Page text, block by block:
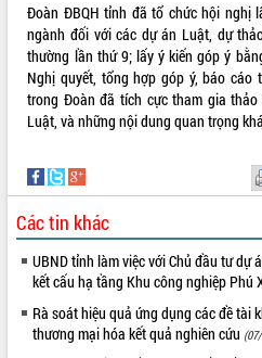
truyền số liệu chuyên dùng phục vụ cơ
quan Đảng, Nhà nước
Lễ phát động chuỗi hoạt động chung
tay làm sạch môi trường
Xã Ea Kar bước chuyển mình trong
UBND tỉnh họp báo định kỳ tháng 4
năm 2026
Hội thảo khoa học “Giải pháp thúc đẩy
phát triển nền kinh tế xanh tại tỉnh
Đắk Lắk”
Tăng cường giám sát, đôn đốc thực
hiện nhiệm vụ quản lý tài sản công
Đoàn ĐBQH tỉnh đã tổ chức hội nghị
ngành đối với các dự án Luật, dự
thường lần thứ 9; lấy ý kiến góp ý
Nghị quyết, tổng hợp góp ý, báo cáo
trong Đoàn đã tích cực tham gia
Luật, và những nội dung quan trọng
Các tin khác
UBND tỉnh làm việc với Chủ đầu tư dự
kết cấu hạ tầng Khu công nghiệp Phú
Rà soát hiệu quả ứng dụng các đề tài
thương mại hóa kết quả nghiên cứu